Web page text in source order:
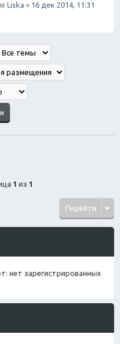
Liska « 16 дек 2014, 11:31
1 из 1
Перейти
нет зарегистрированных